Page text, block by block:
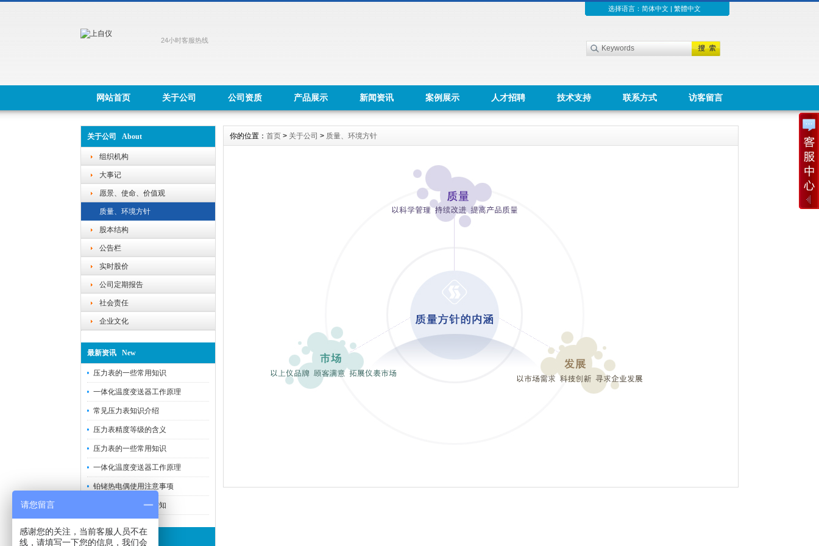
选择语言： 简体中文| 繁體中文
24小时客服热线
网站首页 关于公司 公司资质 产品展示 新闻资讯 案例展示 人才招聘 技术支持 联系方式 访客留言
关于公司 About
组织机构
大事记
愿景、使命、价值观
质量、环境方针
股本结构
公告栏
实时股价
公司定期报告
社会责任
企业文化
最新资讯 New
压力表的一些常用知识
一体化温度变送器工作原理
常见压力表知识介绍
压力表精度等级的含义
压力表的一些常用知识
一体化温度变送器工作原理
铂铑热电偶使用注意事项
温湿度传感器选择需知
联系我们 Contact
你的位置： 首页 > 关于公司 > 质量、环境方针
请您留言
感谢您的关注，当前客服人员不在
线，请填写一下您的信息，我们会